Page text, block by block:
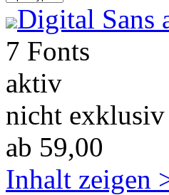
Digital Sans
7 Fonts
aktiv
nicht exklusiv
ab 59,00
Inhalt zeigen